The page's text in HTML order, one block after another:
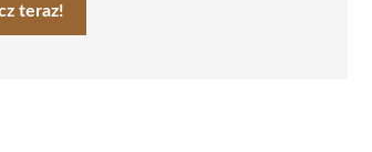
teraz!